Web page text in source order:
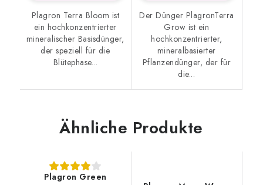
Plagron Terra Bloom ist
ein hochkonzentrierter
mineralischer Basisdünger,
der speziell für die
Blütephase...
Der Dünger PlagronTerra
Grow ist ein
hochkonzentrierter,
mineralbasierter
Pflanzendünger, der für
die...
Ähnliche Produkte
Plagron Green